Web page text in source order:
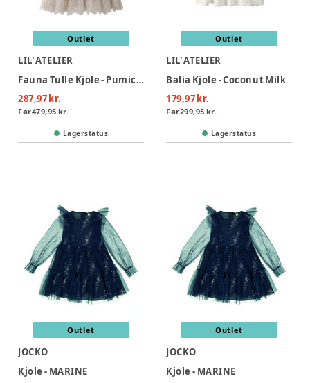
Outlet
LIL' ATELIER
Fauna Tulle Kjole - Pumice Stone
287,97 kr.
Før479,95 kr.
Lagerstatus
Outlet
LIL' ATELIER
Balia Kjole - Coconut Milk
179,97 kr.
Før299,95 kr.
Lagerstatus
Outlet
JOCKO
Kjole - MARINE
Outlet
JOCKO
Kjole - MARINE